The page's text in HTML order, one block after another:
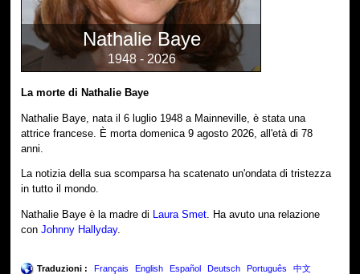
Nathalie Baye
1948 - 2026
La morte di Nathalie Baye
Nathalie Baye, nata il 6 luglio 1948 a Mainneville, è stata una
attrice francese. È morta domenica 9 agosto 2026, all'età di 78
anni.
La notizia della sua scomparsa ha scatenato un'ondata di tristezza
in tutto il mondo.
Nathalie Baye è la madre di Laura Smet. Ha avuto una relazione
conJohnny Hallyday.
Traduzioni : Français English Español Deutsch Português 中文